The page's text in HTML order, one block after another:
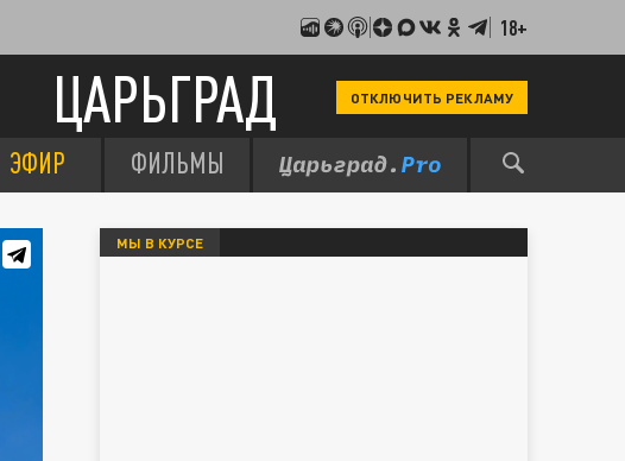
18+
ЦАРЬГРАД ОТКЛЮЧИТЬ РЕКЛАМУ
ЭФИР ФИЛЬМЫ
МЫ В КУРСЕ